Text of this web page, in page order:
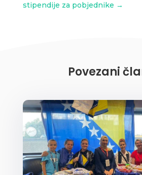
stipendije za pobjednike →
Povezani